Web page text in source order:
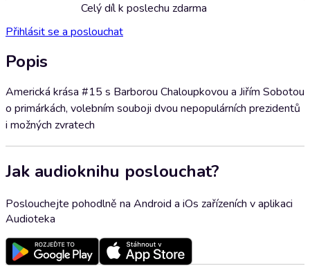
Celý díl k poslechu zdarma
Přihlásit se a poslouchat
Popis
Americká krása #15 s Barborou Chaloupkovou a Jiřím Sobotou
o primárkách, volebním souboji dvou nepopulárních prezidentů
i možných zvratech
Jak audioknihu poslouchat?
Poslouchejte pohodlně na Android a iOs zařízeních v aplikaci
Audioteka